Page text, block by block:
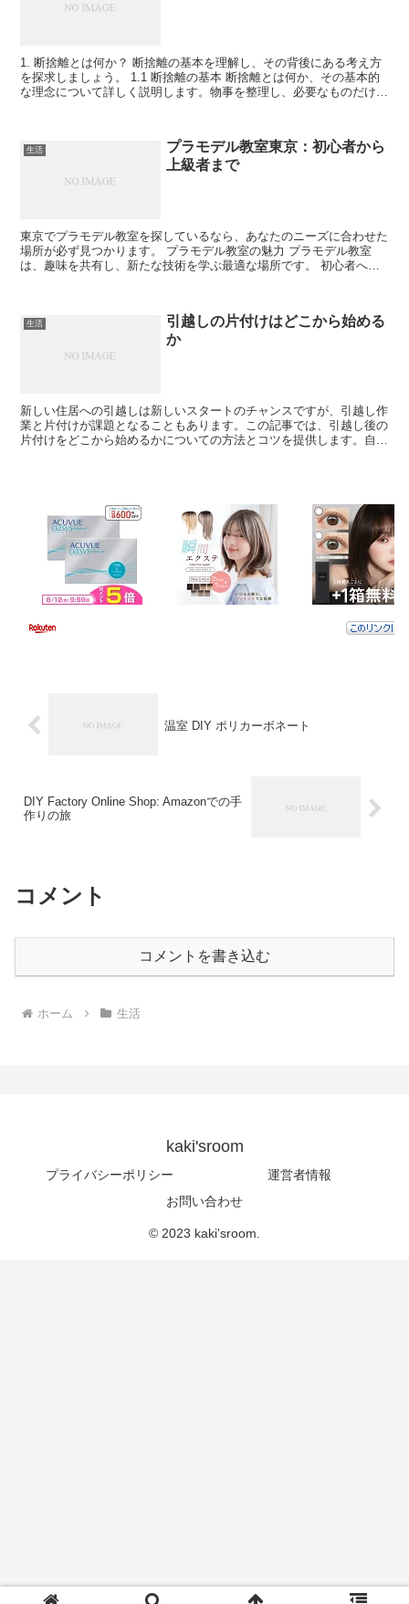
1. 断捨離とは何か？ 断捨離の基本を理解し、その背後にある考え方
を探求しましょう。 1.1 断捨離の基本 断捨離とは何か、その基本的
な理念について詳しく説明します。物事を整理し、必要なものだけを
生活
プラモデル教室東京：初心者から
上級者まで
東京でプラモデル教室を探しているなら、あなたのニーズに合わせた
場所が必ず見つかります。 プラモデル教室の魅力 プラモデル教室
は、趣味を共有し、新たな技術を学ぶ最適な場所です。 初心者への
生活
引越しの片付けはどこから始める
か
新しい住居への引越しは新しいスタートのチャンスですが、引越し作
業と片付けが課題となることもあります。この記事では、引越し後の
片付けをどこから始めるかについての方法とコツを提供します。自分
温室 DIY ポリカーボネート
DIY Factory Online Shop: Amazonでの手
作りの旅
コメント
コメントを書き込む
ホーム 生活
kaki'sroom
プライバシーポリシー
運営者情報
お問い合わせ
© 2023 kaki'sroom.